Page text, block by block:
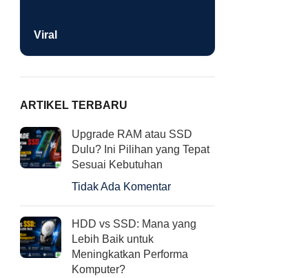
Tenda Wireless N300 Easy
Rp250.000 Rp
Viral
ARTIKEL TERBARU
Upgrade RAM atau SSD
Dulu? Ini Pilihan yang Tepat
Sesuai Kebutuhan
Tidak Ada Komentar
HDD vs SSD: Mana yang
Lebih Baik untuk
Meningkatkan Performa
Komputer?